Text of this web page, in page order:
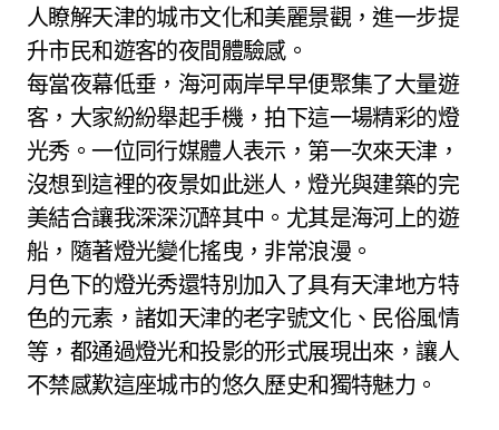
人瞭解天津的城市文化和美麗景觀，進一步提
升市民和遊客的夜間體驗感。
每當夜幕低垂，海河兩岸早早便聚集了大量遊
客，大家紛紛舉起手機，拍下這一場精彩的燈
光秀。一位同行媒體人表示，第一次來天津，
沒想到這裡的夜景如此迷人，燈光與建築的完
美結合讓我深深沉醉其中。尤其是海河上的遊
船，隨著燈光變化搖曳，非常浪漫。
月色下的燈光秀還特別加入了具有天津地方特
色的元素，諸如天津的老字號文化、民俗風情
等，都通過燈光和投影的形式展現出來，讓人
不禁感歎這座城市的悠久歷史和獨特魅力。